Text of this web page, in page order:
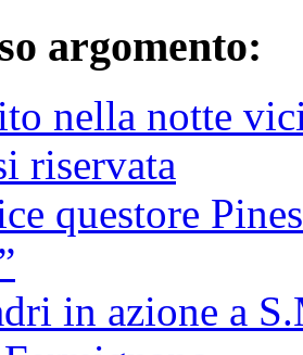
argomento:
nella notte
riservata
questore
in azione a